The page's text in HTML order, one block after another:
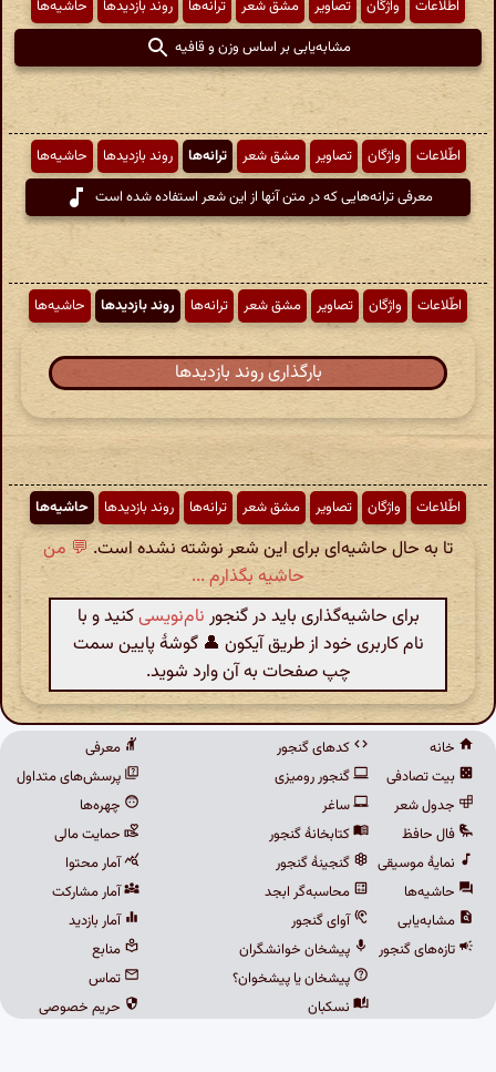
اطّلاعات واژگان تصاویر مشق شعر ترانه‌ها روند بازدیدها
حاشیه‌ها
مشابه‌یابی بر اساس وزن و قافیه
اطّلاعات واژگان تصاویر مشق شعر ترانه‌ها روند بازدیدها
حاشیه‌ها
معرفی ترانه‌هایی که در متن آنها از این شعر استفاده شده است
اطّلاعات واژگان تصاویر مشق شعر ترانه‌ها روند بازدیدها حاشیه‌ها
بارگذاری روند بازدیدها
اطّلاعات واژگان تصاویر مشق شعر ترانه‌ها روند بازدیدها حاشیه‌ها
تا به حال حاشیه‌ای برای این شعر نوشته نشده است.💬 من
حاشیه بگذارم ...
برای حاشیه‌گذاری باید در گنجور نام‌نویسیکنید و با
نام کاربری خود از طریق آیکون 👤 گوشهٔ پایین سمت
چپ صفحات به آن وارد شوید.
خانه
بیت تصادفی
جدول شعر
فال حافظ
نمایهٔ موسیقی
حاشیه‌ها
مشابه‌یابی
تازه‌های گنجور
کدهای گنجور
گنجور رومیزی
ساغر
کتابخانهٔ گنجور
گنجینهٔ گنجور
محاسبه‌گر ابجد
آوای گنجور
پیشخان خوانشگران
پیشخان یا پیشخوان؟
نسکبان
معرفی
پرسش‌های متداول
چهره‌ها
حمایت مالی
آمار محتوا
آمار مشارکت
آمار بازدید
منابع
تماس
حریم خصوصی